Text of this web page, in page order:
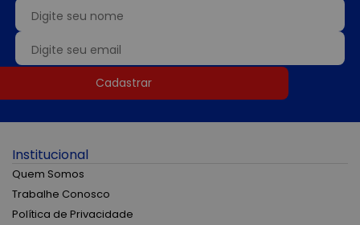
Cadastrar
Institucional
Quem Somos
Trabalhe Conosco
Política de Privacidade